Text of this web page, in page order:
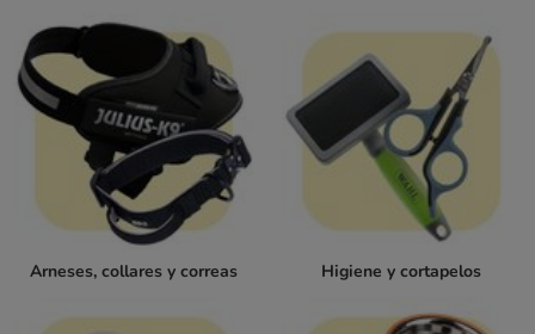
Arneses, collares y correas Higiene y cortapelos